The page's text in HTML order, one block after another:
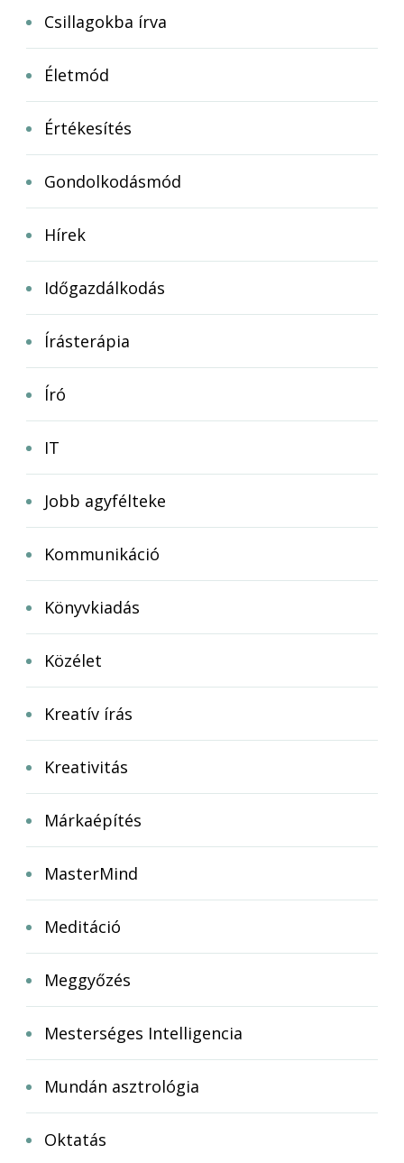
Csillagokba írva
Életmód
Értékesítés
Gondolkodásmód
Hírek
Időgazdálkodás
Írásterápia
Író
IT
Jobb agyfélteke
Kommunikáció
Könyvkiadás
Közélet
Kreatív írás
Kreativitás
Márkaépítés
MasterMind
Meditáció
Meggyőzés
Mesterséges Intelligencia
Mundán asztrológia
Oktatás